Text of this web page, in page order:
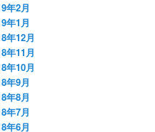
年2月
年1月
年12月
年11月
年10月
年9月
年8月
年7月
年6月